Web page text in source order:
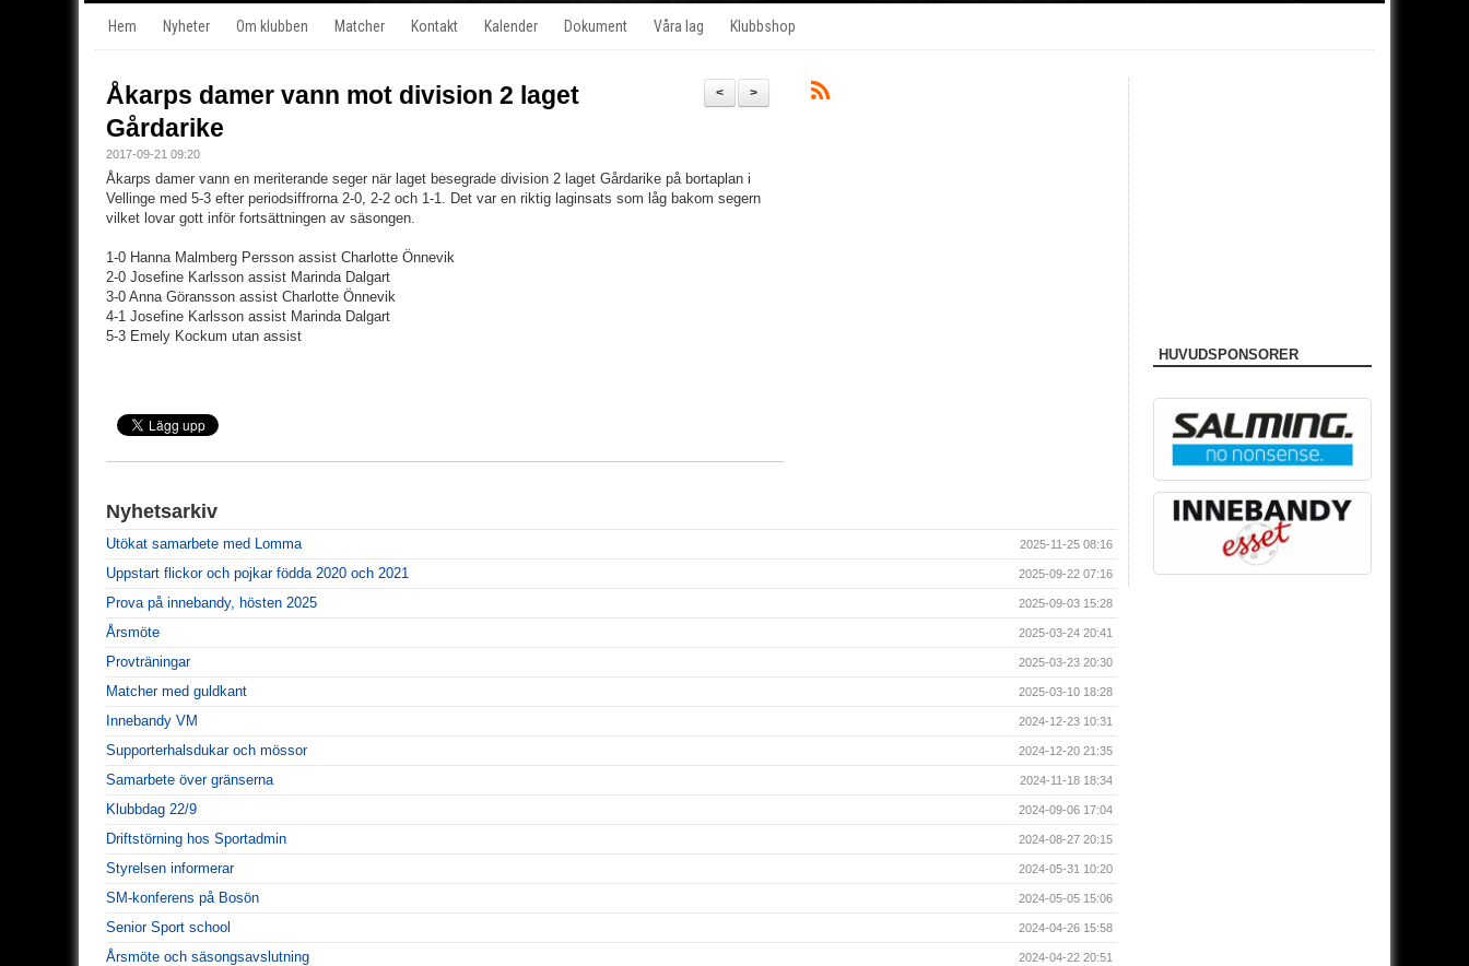
Hem Nyheter Om klubben Matcher Kontakt Kalender Dokument Våra lag Klubbshop
>
<
Åkarps damer vann mot division 2 laget
Gårdarike
2017-09-21 09:20
Åkarps damer vann en meriterande seger när laget besegrade division 2 laget Gårdarike på bortaplan i
Vellinge med 5-3 efter periodsiffrorna 2-0, 2-2 och 1-1. Det var en riktig laginsats som låg bakom segern
vilket lovar gott inför fortsättningen av säsongen.
1-0 Hanna Malmberg Persson assist Charlotte Önnevik
2-0 Josefine Karlsson assist Marinda Dalgart
3-0 Anna Göransson assist Charlotte Önnevik
4-1 Josefine Karlsson assist Marinda Dalgart
5-3 Emely Kockum utan assist
Nyhetsarkiv
Utökat samarbete med Lomma 2025-11-25 08:16
Uppstart flickor och pojkar födda 2020 och 2021 2025-09-22 07:16
Prova på innebandy, hösten 2025 2025-09-03 15:28
Årsmöte 2025-03-24 20:41
Provträningar 2025-03-23 20:30
Matcher med guldkant 2025-03-10 18:28
Innebandy VM 2024-12-23 10:31
Supporterhalsdukar och mössor 2024-12-20 21:35
Samarbete över gränserna 2024-11-18 18:34
Klubbdag 22/9 2024-09-06 17:04
Driftstörning hos Sportadmin 2024-08-27 20:15
Styrelsen informerar 2024-05-31 10:20
SM-konferens på Bosön 2024-05-05 15:06
Senior Sport school 2024-04-26 15:58
Årsmöte och säsongsavslutning 2024-04-22 20:51
HUVUDSPONSORER